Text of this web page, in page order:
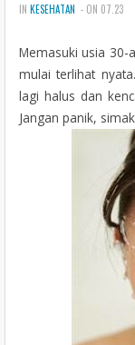
n
IN KESEHATAN - ON 07.23
Memasuki usia 30-
mulai terlihat
lagi halus dan
Jangan panik,